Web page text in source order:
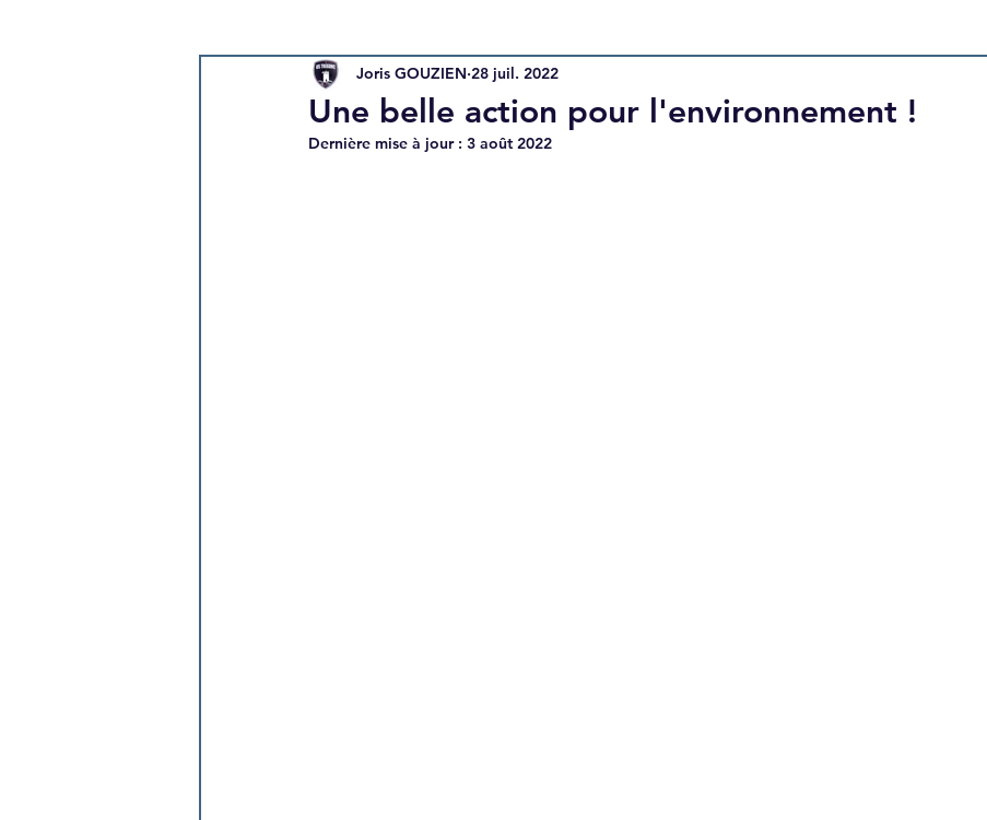
Partenaires Presse Dans le rétro
Une belle action pour l'environnement !
Joris GOUZIEN 28 juil. 2022
Dernière mise à jour : 3 août 2022